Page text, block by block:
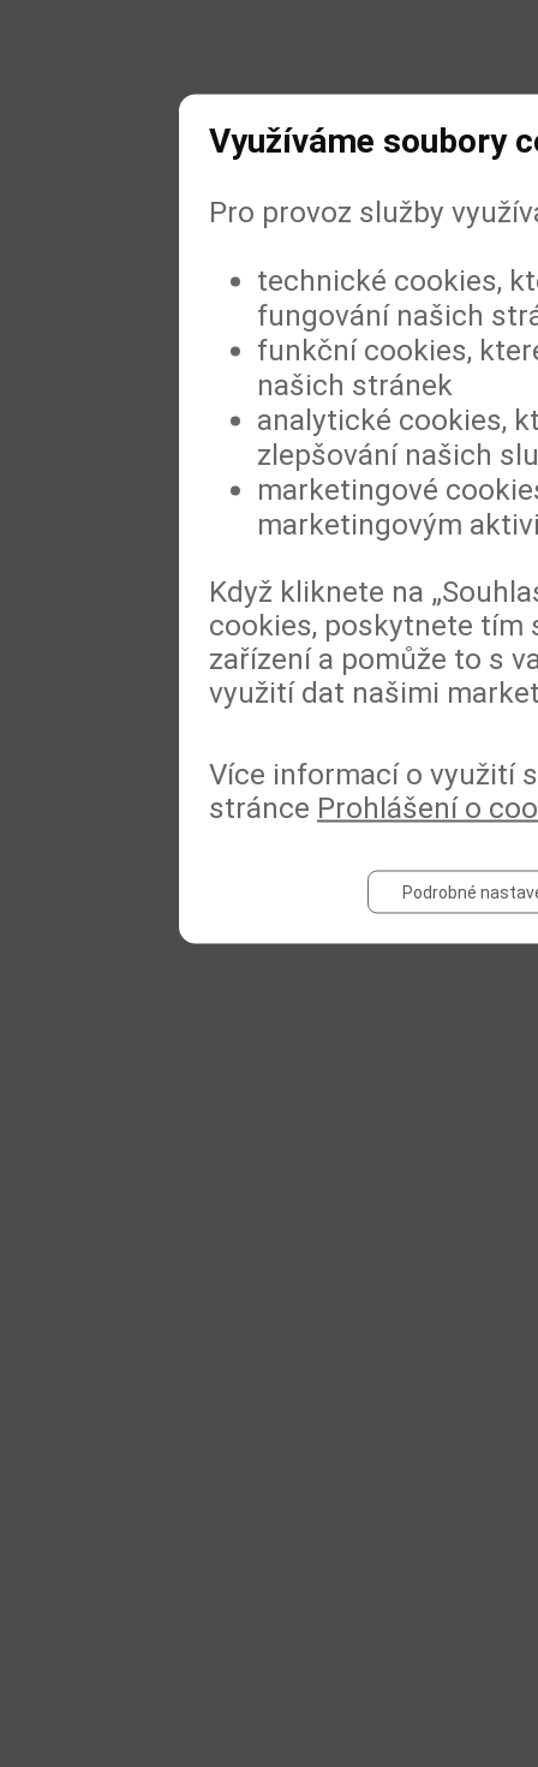
Využíváme soubory
Pro provoz služby
technické cookies,
fungování našich
funkční cookies,
našich stránek
analytické cookies,
zlepšování našich
marketingové
marketingovým
Když kliknete na
cookies, poskytnete tím
zařízení a pomůže to s
využití dat našimi
Více informací o využití
stránce Prohlášení o
Podrobné